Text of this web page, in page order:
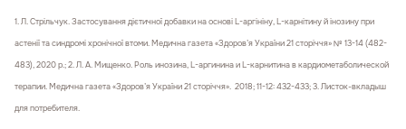
1. Л. Стрільчук. Застосування дієтичної добавки на основі L-аргініну, L-карнітину й інозину при
астенії та синдромі хронічної втоми. Медична газета «Здоров’я України 21 сторіччя» № 13-14 (482-
483), 2020 р.; 2. Л. А. Мищенко. Роль инозина, L-аргинина и L-карнитина в кардиометаболической
терапии. Медична газета «Здоров’я України 21 сторіччя». 2018; 11-12: 432-433; 3. Листок-вкладыш
для потребителя.